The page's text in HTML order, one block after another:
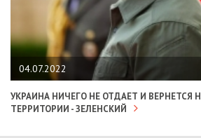
04.07.2022
УКРАИНА НИЧЕГО НЕ ОТДАЕТ И ВЕРНЕТСЯ
ТЕРРИТОРИИ - ЗЕЛЕНСКИЙ